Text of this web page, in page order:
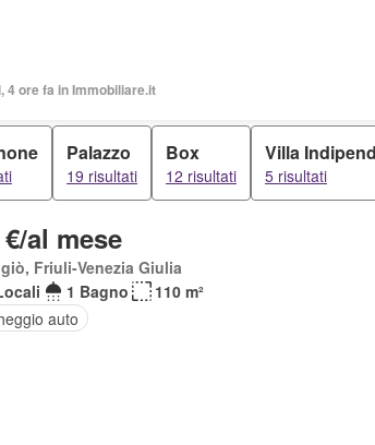
4 ore fa in Immobiliare.it
Palazzo
19 risultati
Box
12 risultati
Villa
5 risultati
al mese
Friuli-Venezia Giulia
1 Bagno
110 m²
auto